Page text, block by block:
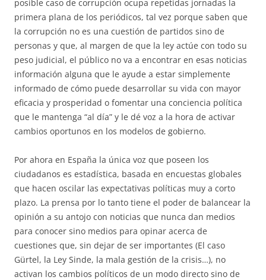
posible caso de corrupción ocupa repetidas jornadas la
primera plana de los periódicos, tal vez porque saben que
la corrupción no es una cuestión de partidos sino de
personas y que, al margen de que la ley actúe con todo su
peso judicial, el público no va a encontrar en esas noticias
información alguna que le ayude a estar simplemente
informado de cómo puede desarrollar su vida con mayor
eficacia y prosperidad o fomentar una conciencia política
que le mantenga “al día” y le dé voz a la hora de activar
cambios oportunos en los modelos de gobierno.
Por ahora en España la única voz que poseen los
ciudadanos es estadística, basada en encuestas globales
que hacen oscilar las expectativas políticas muy a corto
plazo. La prensa por lo tanto tiene el poder de balancear la
opinión a su antojo con noticias que nunca dan medios
para conocer sino medios para opinar acerca de
cuestiones que, sin dejar de ser importantes (El caso
Gürtel, la Ley Sinde, la mala gestión de la crisis…), no
activan los cambios políticos de un modo directo sino de